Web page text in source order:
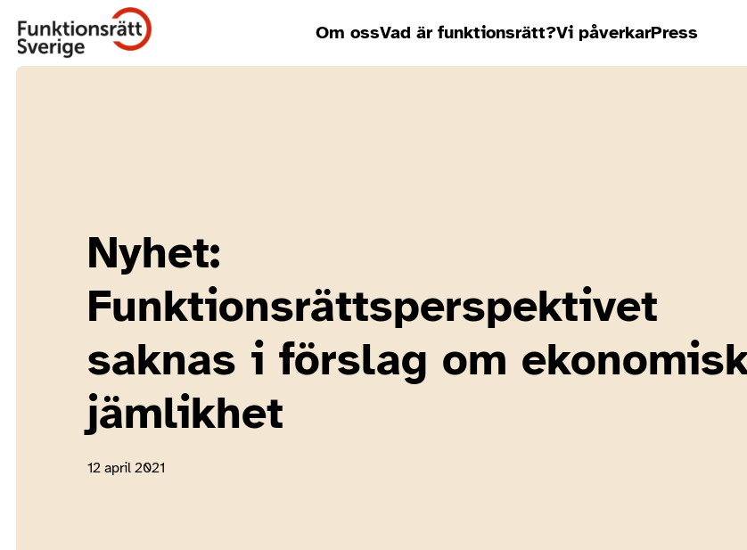
Om ossVad är funktionsrätt?Vi påverkarPress
Nyhet:
Funktionsrättsperspektivet
saknas i förslag om
jämlikhet
12 april 2021